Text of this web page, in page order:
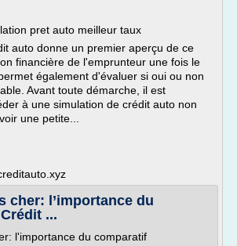
pret auto meilleur taux
auto donne un premier aperçu de ce
financière de l'emprunteur une fois le
également d'évaluer si oui ou non
Avant toute démarche, il est
à une simulation de crédit auto non
une petite...
cher: l’importance du
...
l'importance du comparatif